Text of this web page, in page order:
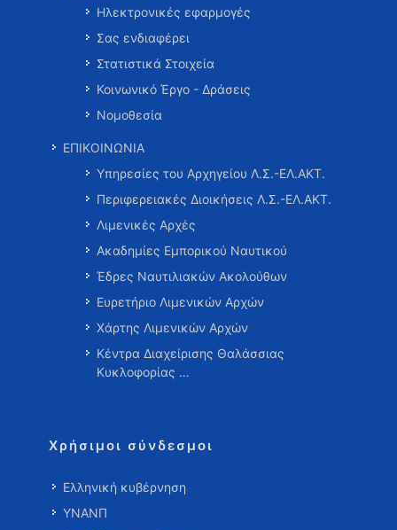
Ηλεκτρονικές εφαρμογές
Σας ενδιαφέρει
Στατιστικά Στοιχεία
Κοινωνικό Έργο - Δράσεις
Νομοθεσία
ΕΠΙΚΟΙΝΩΝΙΑ
Υπηρεσίες του Αρχηγείου Λ.Σ.-ΕΛ.ΑΚΤ.
Περιφερειακές Διοικήσεις Λ.Σ.-ΕΛ.ΑΚΤ.
Λιμενικές Αρχές
Ακαδημίες Εμπορικού Ναυτικού
Έδρες Ναυτιλιακών Ακολούθων
Ευρετήριο Λιμενικών Αρχών
Χάρτης Λιμενικών Αρχών
Κέντρα Διαχείρισης Θαλάσσιας
Κυκλοφορίας …
Χρήσιμοι σύνδεσμοι
Ελληνική κυβέρνηση
ΥΝΑΝΠ